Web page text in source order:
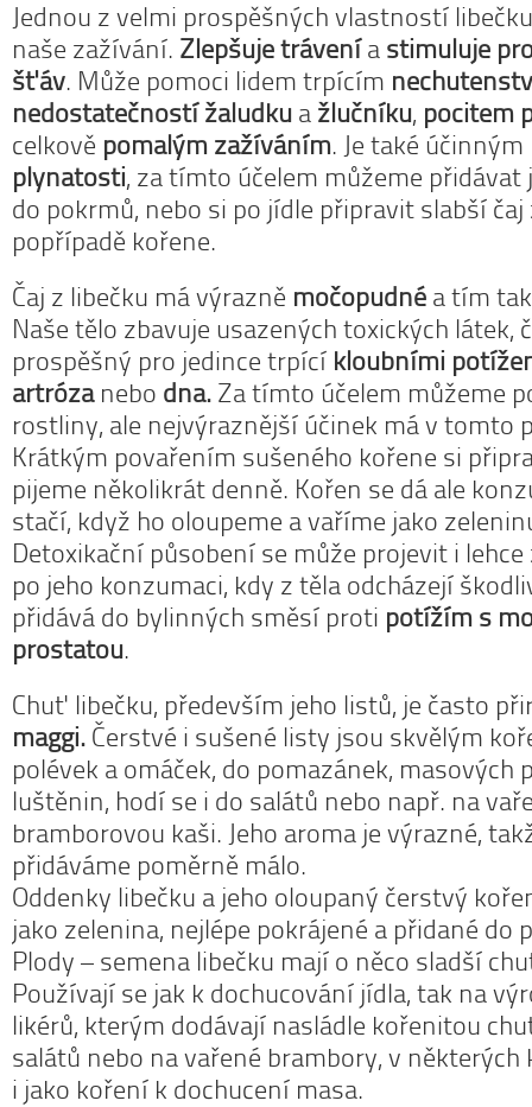
Jednou z velmi prospěšných vlastností
naše zažívání. Zlepšuje trávenía stimuluje
šťáv. Může pomoci lidem trpícím
nedostatečností žaludku a žlučníku, pocitem
celkově pomalým zažíváním. Je také
plynatosti, za tímto účelem můžeme přidávat
do pokrmů, nebo si po jídle připravit slabší čaj
popřípadě kořene.
Čaj z libečku má výrazně močopudné a tím
Naše tělo zbavuje usazených toxických látek,
prospěšný pro jedince trpící kloubními
artróza nebo dna. Za tímto účelem můžeme
rostliny, ale nejvýraznější účinek má v tomto
Krátkým povařením sušeného kořene si
pijeme několikrát denně. Kořen se dá ale
stačí, když ho oloupeme a vaříme jako
Detoxikační působení se může projevit i
po jeho konzumaci, kdy z těla odcházejí
přidává do bylinných směsí proti potížím s
prostatou.
Chuť libečku, především jeho listů, je často
maggi. Čerstvé i sušené listy jsou skvělým
polévek a omáček, do pomazánek, masových
luštěnin, hodí se i do salátů nebo např. na
bramborovou kaši. Jeho aroma je výrazné,
přidáváme poměrně málo.
Oddenky libečku a jeho oloupaný čerstvý
jako zelenina, nejlépe pokrájené a přidané do
Plody – semena libečku mají o něco sladší
Používají se jak k dochucování jídla, tak na
likérů, kterým dodávají nasládle kořenitou
salátů nebo na vařené brambory, v
i jako koření k dochucení masa.